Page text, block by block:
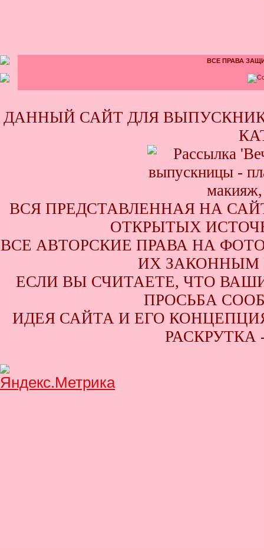
ВСЕ ПРАВА
ДАННЫЙ САЙТ ДЛЯ
ВСЯ ПРЕДСТАВЛЕННАЯ НА
ОТКРЫТЫХ
ВСЕ АВТОРСКИЕ ПРАВА НА
ИХ ЗАКОННЫМ
ЕСЛИ ВЫ СЧИТАЕТЕ, ЧТО
ПРОСЬБА
ИДЕЯ САЙТА И ЕГО КОНЦЕПЦИЯ
РАСКРУТКА -